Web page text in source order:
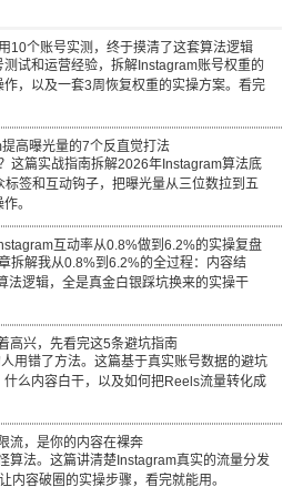
10个账号实测，终于摸清了这套算法逻辑
试和运营经验，拆解Instagram账号权重的
，以及一套3周恢复权重的实操方案。看完
高曝光量的7个反直觉打法
这篇实战指南拆解2026年Instagram算法底
签和互动钩子，把曝光量从三位数拉到五
。
互动率从0.8%做到6.2%的实操复盘
拆解我从0.8%到6.2%的全过程：内容结
法逻辑，全是真金白银踩坑换来的实操干
高兴，先看完这5条避坑指南
用错了方法。这篇基于真实账号数据的避坑
么内容白干，以及如何把Reels流量转化成
流，是你的内容在裸奔
算法。这篇讲清楚Instagram真实的流量分发
内容破圈的实操步骤，看完就能用。